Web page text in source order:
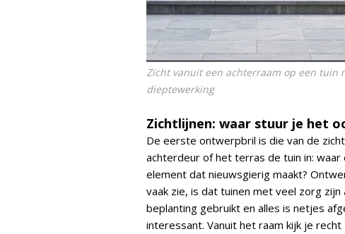
Zicht vanuit een achterraam op een
dieptewerking
Zichtlijnen: waar stuur je het
De eerste ontwerpbril is die van de
achterdeur of het terras de tuin in:
element dat nieuwsgierig maakt?
vaak zie, is dat tuinen met veel zorg
beplanting gebruikt en alles is netjes
interessant. Vanuit het raam kijk je